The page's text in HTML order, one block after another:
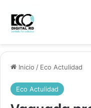
Inicio / Eco Actulidad
Eco Actulidad